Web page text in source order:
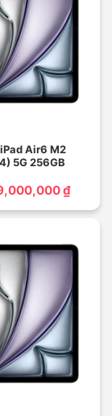
Air6 M2
5G 256GB
₫